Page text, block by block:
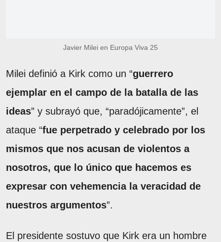
Javier Milei en Europa Viva 25
Milei definió a Kirk como un “guerrero
ejemplar en el campo de la batalla de las
ideas” y subrayó que, “paradójicamente”, el
ataque “fue perpetrado y celebrado por los
mismos que nos acusan de violentos a
nosotros, que lo único que hacemos es
expresar con vehemencia la veracidad de
nuestros argumentos”.
El presidente sostuvo que Kirk era un hombre